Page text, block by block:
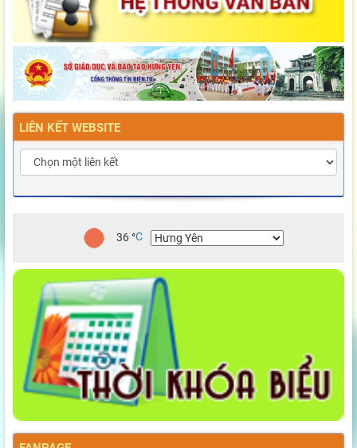
LIÊN KẾT WEBSITE
36°C